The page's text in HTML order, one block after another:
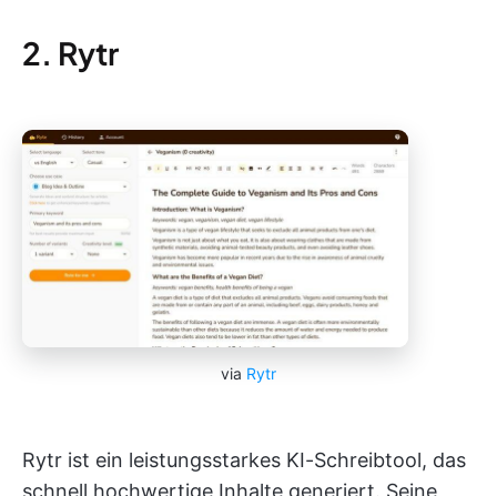
2. Rytr
via Rytr
Rytr ist ein leistungsstarkes KI-Schreibtool, das
schnell hochwertige Inhalte generiert. Seine